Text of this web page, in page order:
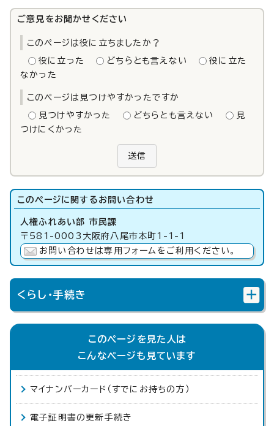
ご意見をお聞かせください
このページは役に立ちましたか？
役に立った どちらとも言えない
役に立た
なかった
このページは見つけやすかったですか
見つけやすかった どちらとも言えない
見
つけにくかった
送信
このページに関する お問い合わせ
人権ふれあい部 市民課
〒581-0003大阪府八尾市本町1-1-1
お問い合わせは専用フォームをご利用ください。
くらし・手続き
このページを見た人は
こんなページも見ています
マイナンバーカード（すでにお持ちの方）
電子証明書の更新手続き